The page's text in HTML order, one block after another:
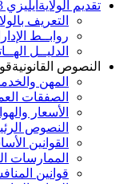
تقديم الولاية ايليزي 33
التعريف
روابــط
الدليــل
النصوص القانونية
المهن
الصفقات
الأسعار
النصوص
القوانين
الممارسات
قوانين